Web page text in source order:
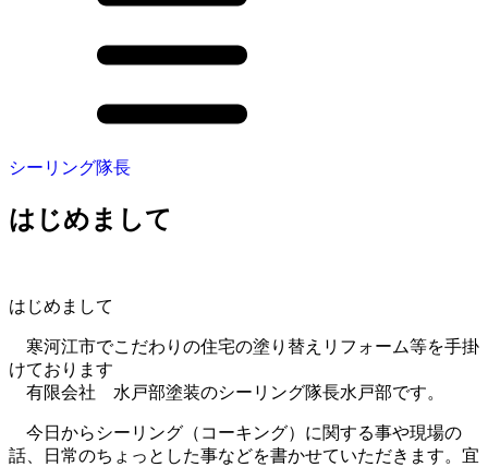
シーリング隊長
はじめまして
はじめまして
寒河江市でこだわりの住宅の塗り替えリフォーム等を手掛
けております
有限会社 水戸部塗装のシーリング隊長水戸部です。
今日からシーリング（コーキング）に関する事や現場の
話、日常のちょっとした事などを書かせていただきます。宜